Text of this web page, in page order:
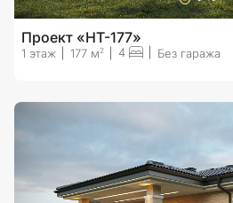
Проект «HT-177»
1 этаж 177 м 2 4 Без гаража